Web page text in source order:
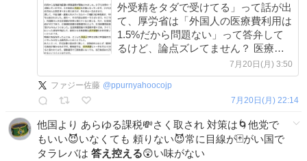
外受精をタダで受けてる」って話が出
て、厚労省は「外国人の医療費利用は
1.5%だから問題ない」って答弁して
るけど、論点ズレてません？ 医療費
全体の話じゃなくて、生活保護受給者
がいきなり高額な体外受精を選べる仕
組み自体が適正なのかって話なんです
7月20日(月) 3:50
ファジー佐藤 @ppurnyahoocojp
7月20日(月) 22:14
他国より あらゆる課税💸さく取され 対策は🌀他党で
もいい😈いなくても 頼りない😈常に目線が🃏がい国で
タラレバは 答え控える😲い味がない